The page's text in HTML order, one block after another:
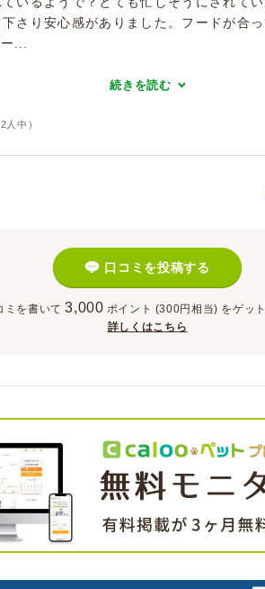
さり安心感がありました。フードが合
...
続きを読む
2 人中）
口コミを投稿する
ミを書いて 3,000 ポイント (300円相当) をゲッ
詳しくはこちら